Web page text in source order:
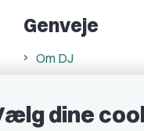
Genveje
Om DJ
Find freelancer
dine